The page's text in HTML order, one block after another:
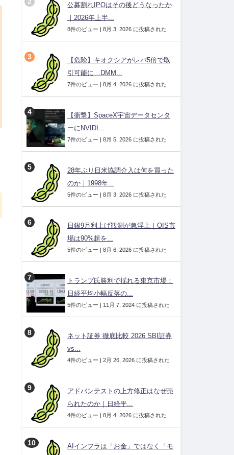
公募割れIPOはその後どうなったか
｜2026年上半...
8件のビュー | 8月 3, 2026 に投稿された
【危険】キオクシアがレバ5倍で取
引可能に…DMM...
7件のビュー | 8月 4, 2026 に投稿された
【衝撃】SpaceX宇宙データセンタ
ーにNVIDI...
7件のビュー | 8月 5, 2026 に投稿された
28年ぶり日米協調介入は何を買った
のか｜1998年...
5件のビュー | 8月 3, 2026 に投稿された
日銀9月利上げ観測が急浮上｜OIS市
場は90%超を...
5件のビュー | 8月 6, 2026 に投稿された
トランプ氏勝利で揺れる東京市場：
日経平均小幅反落の...
5件のビュー | 11月 7, 2024 に投稿された
ネット証券 徹底比較 2026 SBI証券
vs...
4件のビュー | 2月 26, 2026 に投稿された
アドバンテストの上方修正はなぜ売
られたのか｜日経平...
4件のビュー | 8月 4, 2026 に投稿された
AIインフラは「お金」ではなく「モ